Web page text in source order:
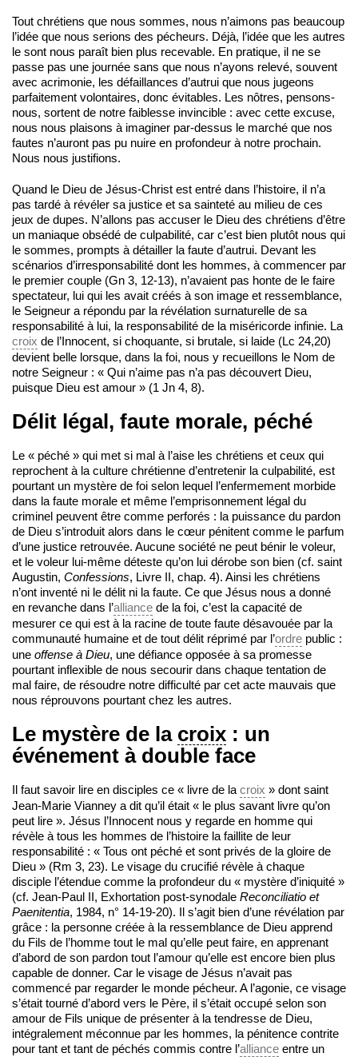
Tout chrétiens que nous sommes, nous n’aimons pas beaucoup
l’idée que nous serions des pécheurs. Déjà, l’idée que les autres
le sont nous paraît bien plus recevable. En pratique, il ne se
passe pas une journée sans que nous n’ayons relevé, souvent
avec acrimonie, les défaillances d’autrui que nous jugeons
parfaitement volontaires, donc évitables. Les nôtres, pensons-
nous, sortent de notre faiblesse invincible : avec cette excuse,
nous nous plaisons à imaginer par-dessus le marché que nos
fautes n’auront pas pu nuire en profondeur à notre prochain.
Nous nous justifions.
Quand le Dieu de Jésus-Christ est entré dans l’histoire, il n’a
pas tardé à révéler sa justice et sa sainteté au milieu de ces
jeux de dupes. N’allons pas accuser le Dieu des chrétiens d’être
un maniaque obsédé de culpabilité, car c’est bien plutôt nous qui
le sommes, prompts à détailler la faute d’autrui. Devant les
scénarios d’irresponsabilité dont les hommes, à commencer par
le premier couple (Gn 3, 12-13), n’avaient pas honte de le faire
spectateur, lui qui les avait créés à son image et ressemblance,
le Seigneur a répondu par la révélation surnaturelle de sa
responsabilité à lui, la responsabilité de la miséricorde infinie. La
croix de l’Innocent, si choquante, si brutale, si laide (Lc 24,20)
devient belle lorsque, dans la foi, nous y recueillons le Nom de
notre Seigneur : « Qui n’aime pas n’a pas découvert Dieu,
puisque Dieu est amour » (1 Jn 4, 8).
Délit légal, faute morale, péché
Le « péché » qui met si mal à l’aise les chrétiens et ceux qui
reprochent à la culture chrétienne d’entretenir la culpabilité, est
pourtant un mystère de foi selon lequel l’enfermement morbide
dans la faute morale et même l’emprisonnement légal du
criminel peuvent être comme perforés : la puissance du pardon
de Dieu s’introduit alors dans le cœur pénitent comme le parfum
d’une justice retrouvée. Aucune société ne peut bénir le voleur,
et le voleur lui-même déteste qu’on lui dérobe son bien (cf. saint
Augustin, Confessions, Livre II, chap. 4). Ainsi les chrétiens
n’ont inventé ni le délit ni la faute. Ce que Jésus nous a donné
en revanche dans l’alliance de la foi, c’est la capacité de
mesurer ce qui est à la racine de toute faute désavouée par la
communauté humaine et de tout délit réprimé par l’ordre public :
une offense à Dieu, une défiance opposée à sa promesse
pourtant inflexible de nous secourir dans chaque tentation de
mal faire, de résoudre notre difficulté par cet acte mauvais que
nous réprouvons pourtant chez les autres.
Le mystère de la croix : un
événement à double face
Il faut savoir lire en disciples ce « livre de la croix » dont saint
Jean-Marie Vianney a dit qu’il était « le plus savant livre qu’on
peut lire ». Jésus l’Innocent nous y regarde en homme qui
révèle à tous les hommes de l’histoire la faillite de leur
responsabilité : « Tous ont péché et sont privés de la gloire de
Dieu » (Rm 3, 23). Le visage du crucifié révèle à chaque
disciple l’étendue comme la profondeur du « mystère d’iniquité »
(cf. Jean-Paul II, Exhortation post-synodale Reconciliatio et
Paenitentia, 1984, n° 14-19-20). Il s’agit bien d’une révélation par
grâce : la personne créée à la ressemblance de Dieu apprend
du Fils de l’homme tout le mal qu’elle peut faire, en apprenant
d’abord de son pardon tout l’amour qu’elle est encore bien plus
capable de donner. Car le visage de Jésus n’avait pas
commencé par regarder le monde pécheur. A l’agonie, ce visage
s’était tourné d’abord vers le Père, il s’était occupé selon son
amour de Fils unique de présenter à la tendresse de Dieu,
intégralement méconnue par les hommes, la pénitence contrite
pour tant et tant de péchés commis contre l’alliance entre un